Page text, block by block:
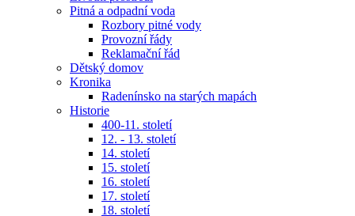
Pitná a odpadní voda
Rozbory pitné vody
Provozní řády
Reklamační řád
Dětský domov
Kronika
Radenínsko na starých mapách
Historie
400-11. století
12. - 13. století
14. století
15. století
16. století
17. století
18. století